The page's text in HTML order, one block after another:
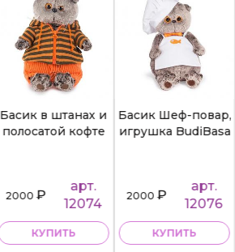
Басик в штанах и
полосатой кофте
2000₽
арт.
12074
КУПИТЬ
Басик Шеф-повар,
игрушка BudiBasa
2000₽
арт.
12076
КУПИТЬ